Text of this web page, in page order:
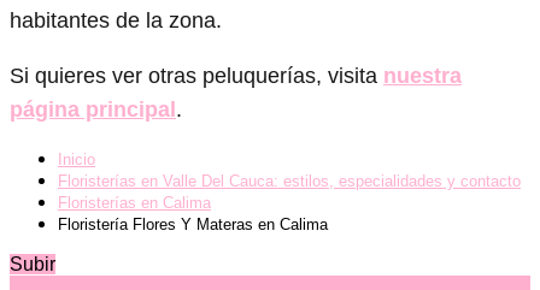
habitantes de la zona.
Si quieres ver otras peluquerías, visita nuestra
página principal.
Inicio
Floristerías en Valle Del Cauca: estilos, especialidades y contacto
Floristerías en Calima
Floristería Flores Y Materas en Calima
Subir